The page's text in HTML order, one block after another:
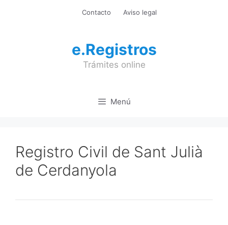
Contacto Aviso legal
e.Registros
Trámites online
Menú
Registro Civil de Sant Julià
de Cerdanyola